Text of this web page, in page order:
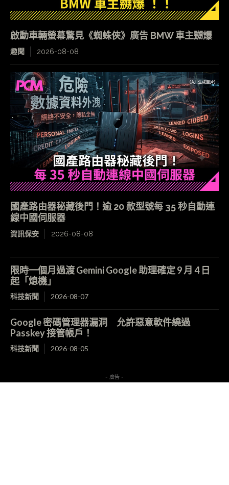
啟動車輛螢幕驚見《蜘蛛俠》廣告 BMW 車主嬲爆
趣聞 2026-08-08
國產路由器秘藏後門！逾 20 款型號每 35 秒自動連
線中國伺服器
資訊保安 2026-08-08
限時一個月過渡 Gemini Google 助理確定 9 月 4 日
起「熄機」
科技新聞 2026-08-07
Google 密碼管理器漏洞 允許惡意軟件繞過
Passkey 接管帳戶！
科技新聞 2026-08-05
- 廣告 -